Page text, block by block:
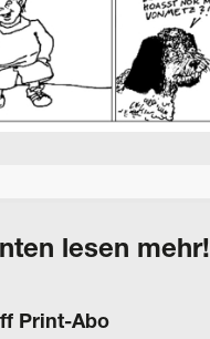
lesen mehr!
ff Print-Abo